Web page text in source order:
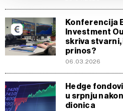
kolačićima i drugim sličnim
Kolačiće u bilo kojem trenutku
na „Prikaži detalje“. Privolu
povući bez negativnih posljedica.
Konferencija
Investment
skriva
prinos?
06.03.2026
Hedge
u srpnju
dionica